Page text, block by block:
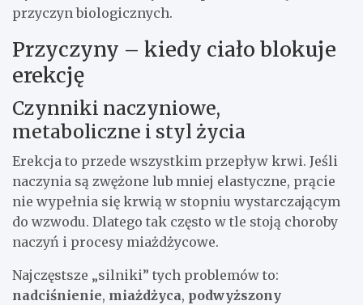
przyczyn biologicznych.
Przyczyny – kiedy ciało blokuje
erekcję
Czynniki naczyniowe,
metaboliczne i styl życia
Erekcja to przede wszystkim przepływ krwi. Jeśli
naczynia są zwężone lub mniej elastyczne, prącie
nie wypełnia się krwią w stopniu wystarczającym
do wzwodu. Dlatego tak często w tle stoją choroby
naczyń i procesy miażdżycowe.
Najczęstsze „silniki” tych problemów to:
nadciśnienie, miażdżyca, podwyższony